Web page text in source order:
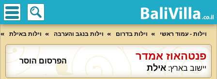
וילות - עמוד ראשי וילות בדרום וילות בנגב והערבה וילות באילת
פנטהאוז אמדר
יישוב בארץ: אילת
הפרסום הוסר